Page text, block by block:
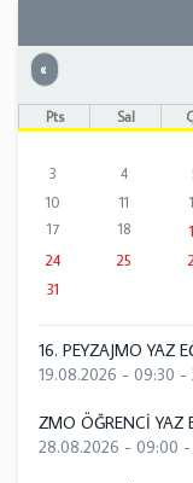
« Önceki
Pts Sal
3
4
10
11
17
18
24
25
31
16. PEYZAJMO YAZ
19.08.2026 - 09:30 -
ZMO ÖĞRENCİ YAZ
28.08.2026 - 09:00 -